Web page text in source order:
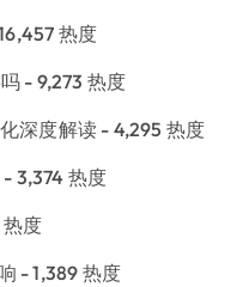
热度
- 9,273 热度
深度解读 - 4,295 热度
- 3,374 热度
度
- 1,389 热度